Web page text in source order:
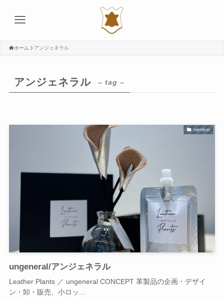
ホーム アンジェネラル
アンジェネラル – tag –
member
ungeneral/アンジェネラル
Leather Plants ／ ungeneral CONCEPT 革製品の企画・デザイ
ン・卸・販売、小ロッ...